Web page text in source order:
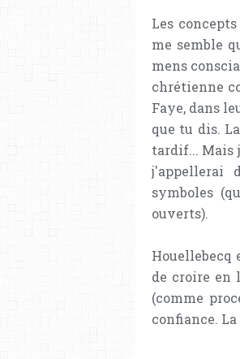
Les
me semble
mens
chrétienne
Faye, dans
que tu dis.
tardif... Mais
j'appellerai
symboles
ouverts).
Houellebecq
de croire en
(comme
confiance.